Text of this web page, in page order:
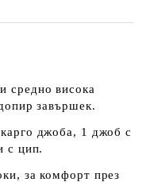
средно висока
завършек.
джоба, 1 джоб с
с цип.
за комфорт през